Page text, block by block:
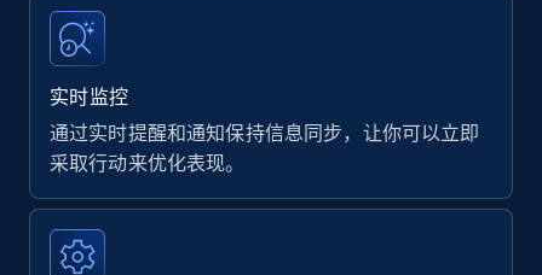
实时监控
通过实时提醒和通知保持信息同步，让你可以立即
采取行动来优化表现。